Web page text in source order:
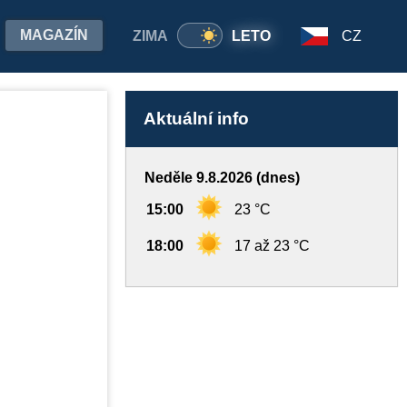
ZIMA LETO
MAGAZÍN CZ
Aktuální info
Neděle 9.8.2026 (dnes)
15:00 23 °C
18:00 17 až 23 °C